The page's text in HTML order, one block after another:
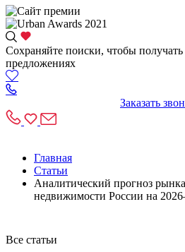
Сохраняйте поиски, чтобы
предложениях
Заказать
Главная
Статьи
Аналитический прогноз
недвижимости России на
Все статьи